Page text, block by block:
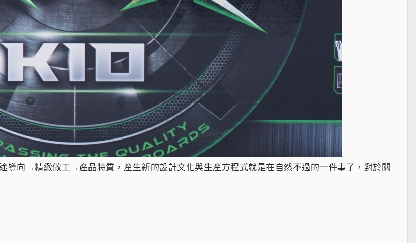
.
導向→精緻做工→產品特質，產生新的設計文化與生產方程式就是在自然不過的一件事了，對於關